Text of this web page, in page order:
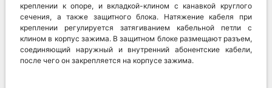
креплении к опоре, и вкладкой-клином с канавкой круглого
сечения, а также защитного блока. Натяжение кабеля при
креплении регулируется затягиванием кабельной петли с
клином в корпус зажима. В защитном блоке размещают разъем,
соединяющий наружный и внутренний абонентские кабели,
после чего он закрепляется на корпусе зажима.